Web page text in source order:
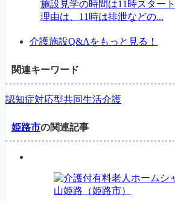
施設見学の時間は11時スター
理由は、11時は排泄などの...
介護施設Q&Aをもっと見る！
関連キーワード
認知症対応型共同生活介護
姫路市の関連記事